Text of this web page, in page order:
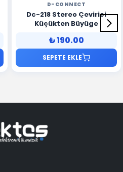
D-CONNECT
Dc-218 Stereo Çevirici
Küçükten Büyüge
₺ 190.00
SEPETE EKLE